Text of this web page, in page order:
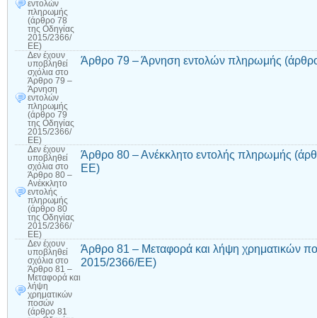
εντολών
πληρωμής
(άρθρο 78
της Οδηγίας
2015/2366/
ΕΕ)
Δεν έχουν
υποβληθεί
σχόλια στο
Άρθρο 79 –
Άρνηση
εντολών
πληρωμής
(άρθρο 79
της Οδηγίας
2015/2366/
ΕΕ)
Άρθρο 79 – Άρνηση εντολών πληρωμής
Δεν έχουν
υποβληθεί
σχόλια στο
Άρθρο 80 –
Ανέκκλητο
εντολής
πληρωμής
(άρθρο 80
της Οδηγίας
2015/2366/
ΕΕ)
Άρθρο 80 – Ανέκκλητο εντολής πληρωμής
ΕΕ)
Δεν έχουν
υποβληθεί
σχόλια στο
Άρθρο 81 –
Μεταφορά και
λήψη
χρηματικών
ποσών
(άρθρο 81
Άρθρο 81 – Μεταφορά και λήψη χρηματικών
2015/2366/ΕΕ)